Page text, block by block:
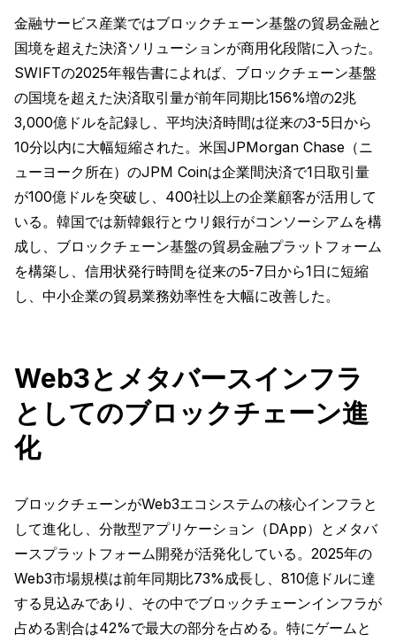
金融サービス産業ではブロックチェーン基盤の貿易金融と
国境を超えた決済ソリューションが商用化段階に入った。
SWIFTの2025年報告書によれば、ブロックチェーン基盤
の国境を超えた決済取引量が前年同期比156%増の2兆
3,000億ドルを記録し、平均決済時間は従来の3-5日から
10分以内に大幅短縮された。米国JPMorgan Chase（ニ
ューヨーク所在）のJPM Coinは企業間決済で1日取引量
が100億ドルを突破し、400社以上の企業顧客が活用して
いる。韓国では新韓銀行とウリ銀行がコンソーシアムを構
成し、ブロックチェーン基盤の貿易金融プラットフォーム
を構築し、信用状発行時間を従来の5-7日から1日に短縮
し、中小企業の貿易業務効率性を大幅に改善した。
Web3とメタバースインフラ
としてのブロックチェーン進
化
ブロックチェーンがWeb3エコシステムの核心インフラと
して進化し、分散型アプリケーション（DApp）とメタバ
ースプラットフォーム開発が活発化している。2025年の
Web3市場規模は前年同期比73%成長し、810億ドルに達
する見込みであり、その中でブロックチェーンインフラが
占める割合は42%で最大の部分を占める。特にゲームと